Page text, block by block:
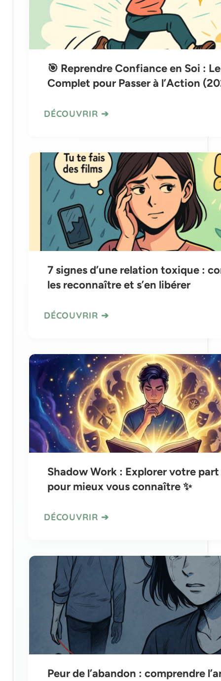
🎯 Reprendre Confiance en Soi :
Complet pour Passer à l’Action
7 signes d’une relation toxique :
les reconnaître et s’en libérer
Shadow Work : Explorer votre part
pour mieux vous connaître ✨
Peur de l’abandon : comprendre